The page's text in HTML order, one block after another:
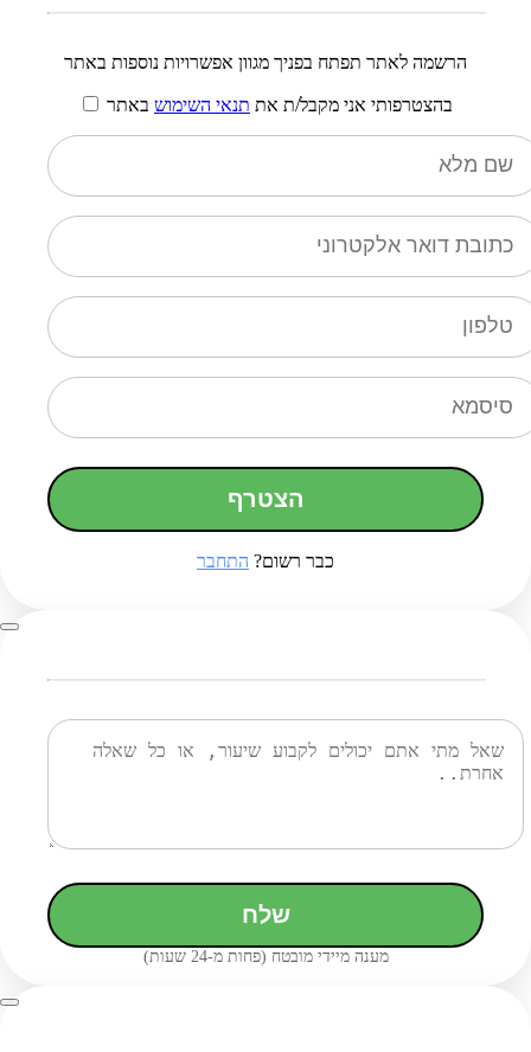
הרשמה לאתר תפתח בפניך מגוון אפשרויות נוספות באתר
בהצטרפותי אני מקבל/ת את תנאי השימוש באתר
הצטרף
כבר רשום? התחבר
שלח
מענה מיידי מובטח (פחות מ-24 שעות)